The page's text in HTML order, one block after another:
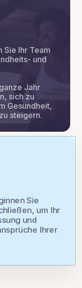
Sie Ihr Team
und
Jahr
sich zu
Gesundheit,
steigern.
Sie
um Ihr
und
Ihrer